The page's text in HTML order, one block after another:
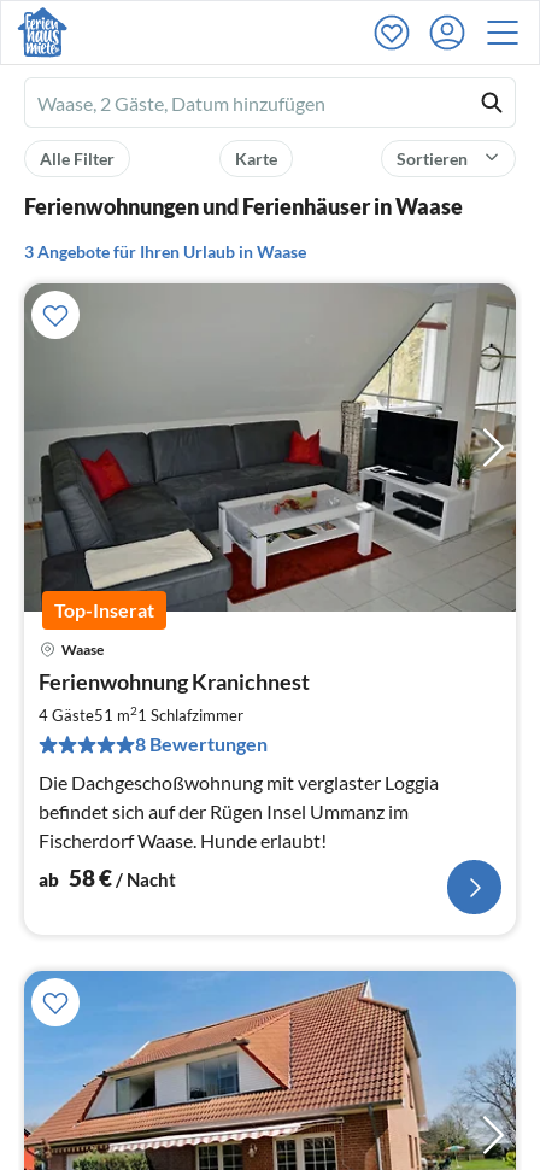
Ferienhausmiete
logo
Sortieren
Karte
Alle Filter
Ferienwohnungen und Ferienhäuser in Waase
3 Angebote für Ihren Urlaub in Waase
Top-Inserat
Waase
Ferienwohnung Kranichnest
4 Gäste51 m21 Schlafzimmer
8 Bewertungen
Die Dachgeschoßwohnung mit verglaster Loggia
befindet sich auf der Rügen Insel Ummanz im
Fischerdorf Waase. Hunde erlaubt!
ab 58€/ Nacht